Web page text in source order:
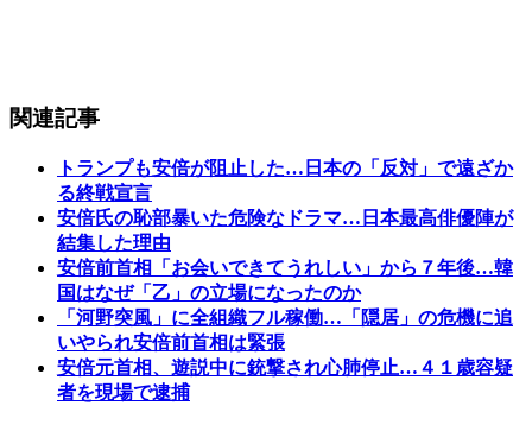
関連記事
トランプも安倍が阻止した…日本の「反対」で遠ざか
る終戦宣言
安倍氏の恥部暴いた危険なドラマ…日本最高俳優陣が
結集した理由
安倍前首相「お会いできてうれしい」から７年後…韓
国はなぜ「乙」の立場になったのか
「河野突風」に全組織フル稼働…「隠居」の危機に追
いやられ安倍前首相は緊張
安倍元首相、遊説中に銃撃され心肺停止…４１歳容疑
者を現場で逮捕